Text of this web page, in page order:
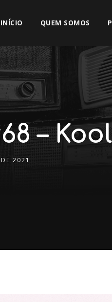
INÍCIO QUEM SOMOS
–
2021